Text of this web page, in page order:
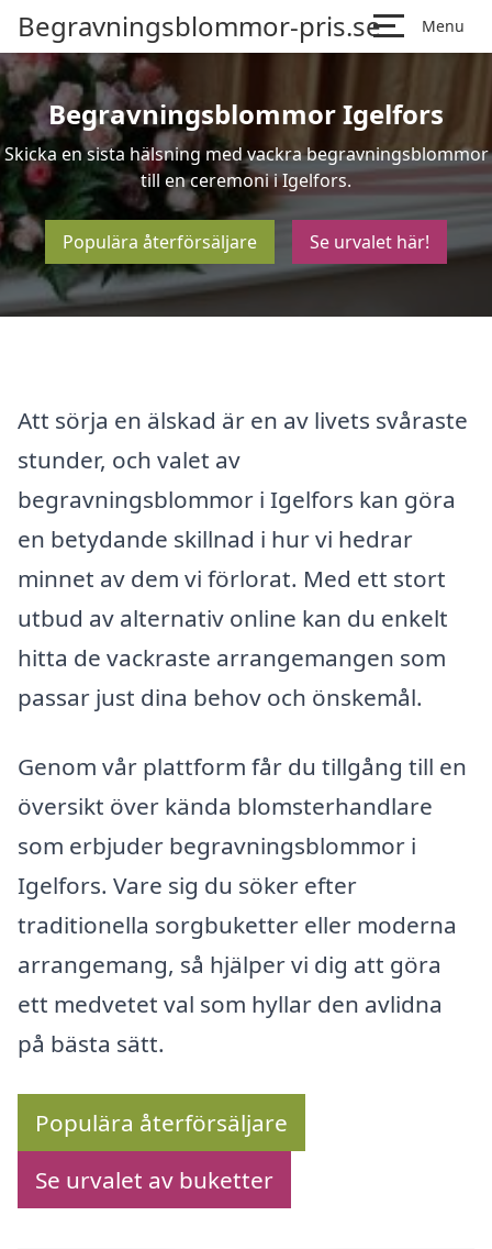
Begravningsblommor-pris.se Menu
Begravningsblommor Igelfors
Skicka en sista hälsning med vackra begravningsblommor
till en ceremoni i Igelfors.
Populära återförsäljare Se urvalet här!
Att sörja en älskad är en av livets svåraste
stunder, och valet av
begravningsblommor i Igelfors kan göra
en betydande skillnad i hur vi hedrar
minnet av dem vi förlorat. Med ett stort
utbud av alternativ online kan du enkelt
hitta de vackraste arrangemangen som
passar just dina behov och önskemål.
Genom vår plattform får du tillgång till en
översikt över kända blomsterhandlare
som erbjuder begravningsblommor i
Igelfors. Vare sig du söker efter
traditionella sorgbuketter eller moderna
arrangemang, så hjälper vi dig att göra
ett medvetet val som hyllar den avlidna
på bästa sätt.
Populära återförsäljare
Se urvalet av buketter